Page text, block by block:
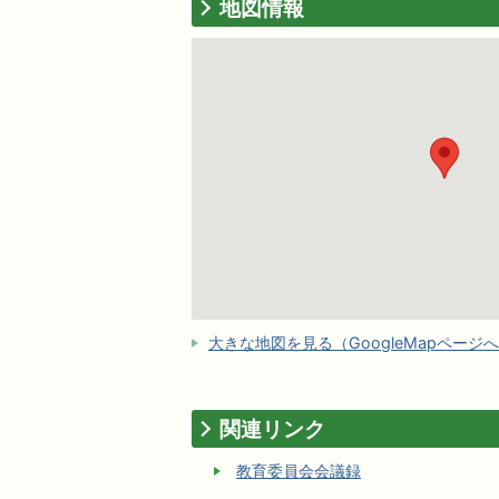
地図情報
大きな地図を見る（GoogleMapページ
関連リンク
教育委員会会議録